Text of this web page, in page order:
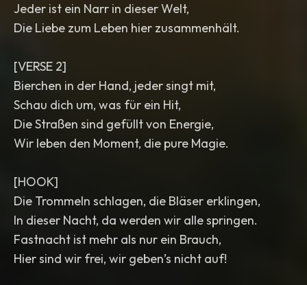
Jeder ist ein Narr in dieser Welt,
Die Liebe zum Leben hier zusammenhält.
[VERSE 2]
Bierchen in der Hand, jeder singt mit,
Schau dich um, was für ein Hit,
Die Straßen sind gefüllt von Energie,
Wir leben den Moment, die pure Magie.
[HOOK]
Die Trommeln schlagen, die Bläser erklingen,
In dieser Nacht, da werden wir alle springen.
Fastnacht ist mehr als nur ein Brauch,
Hier sind wir frei, wir geben’s nicht auf!